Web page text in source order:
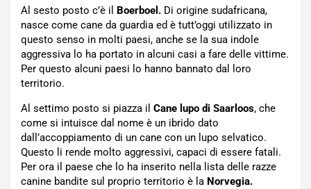
Al sesto posto c’è il
Boerboel. Di origine sudafricana,
nasce come cane da guardia ed è tutt’oggi utilizzato in
questo senso in molti paesi, anche se la sua indole
aggressiva lo ha portato in alcuni casi a fare delle vittime.
Per questo alcuni paesi lo hanno bannato dal loro
territorio.
Al settimo posto si piazza il Cane lupo di Saarloos, che
come si intuisce dal nome è un ibrido dato
dall’accoppiamento di un cane con un lupo selvatico.
Questo li rende molto aggressivi, capaci di essere fatali.
Per ora il paese che lo ha inserito nella lista delle razze
canine bandite sul proprio territorio è la Norvegia.